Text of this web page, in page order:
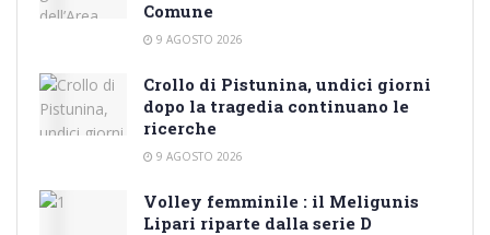
Comune
9 AGOSTO 2026
Crollo di Pistunina, undici giorni
dopo la tragedia continuano le
ricerche
9 AGOSTO 2026
Volley femminile : il Meligunis
Lipari riparte dalla serie D